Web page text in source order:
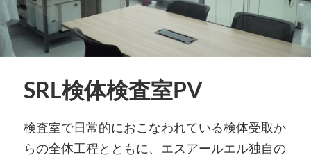
SRL検体検査室PV
検査室で日常的におこなわれている検体受取か
らの全体工程とともに、エスアールエル独自の